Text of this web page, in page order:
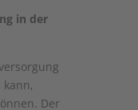
in der
Der